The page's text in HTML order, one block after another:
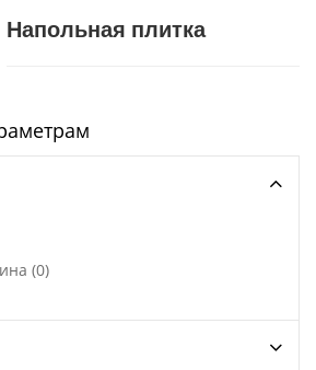
Напольная плитка
(0)